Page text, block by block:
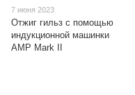
7 июня 2023
Отжиг гильз с помощью
индукционной машинки
AMP Mark II